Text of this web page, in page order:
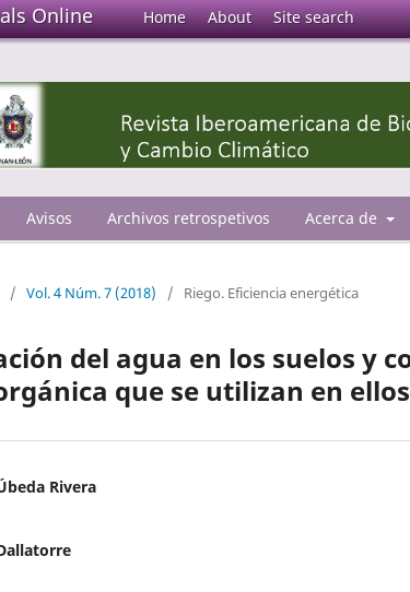
Online Home About Site search
Avisos Archivos retrospetivos Acerca de
/ Vol. 4 Núm. 7 (2018) / Riego. Eficiencia energética
del agua en los suelos y
que se utilizan en
Rivera